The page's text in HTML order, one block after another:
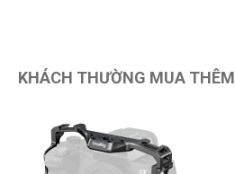
KHÁCH THƯỜNG MUA THÊM